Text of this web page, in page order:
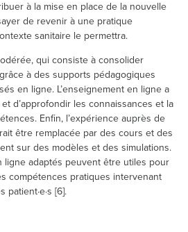
à la mise en place de la nouvelle
de revenir à une pratique
sanitaire le permettra.
qui consiste à consolider
à des supports pédagogiques
en ligne. L’enseignement en ligne a
d’approfondir les connaissances et la
Enfin, l’expérience auprès de
être remplacée par des cours et des
sur des modèles et des simulations.
ligne adaptés peuvent être utiles pour
compétences pratiques intervenant
[6].